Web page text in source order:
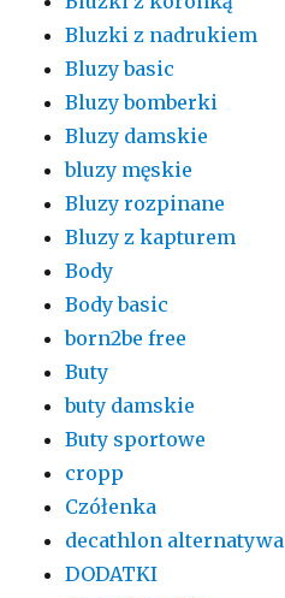
Bluzki z nadrukiem
Bluzy basic
Bluzy bomberki
Bluzy damskie
bluzy męskie
Bluzy rozpinane
Bluzy z kapturem
Body
Body basic
born2be free
Buty
buty damskie
Buty sportowe
cropp
Czółenka
decathlon alternatywa
DODATKI